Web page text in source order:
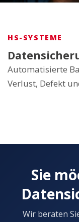
HS-SYSTEME
Automatisierte
Verlust, Defekt
Sie
Wir beraten